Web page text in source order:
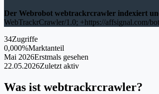
Der Webrobot webtrackrcrawler indexiert
WebTrackrCrawler/1.0; +https://affsignal.com/
34Zugriffe
0,000%Marktanteil
Mai 2026Erstmals gesehen
22.05.2026Zuletzt aktiv
Was ist webtrackrcrawler?